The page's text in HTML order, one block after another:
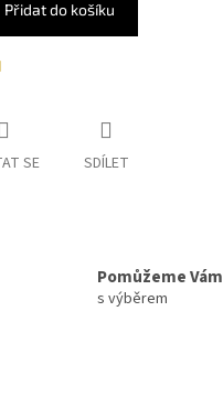
Přidat do košíku
SE SDÍLET
Pomůžeme Vám
s výběrem